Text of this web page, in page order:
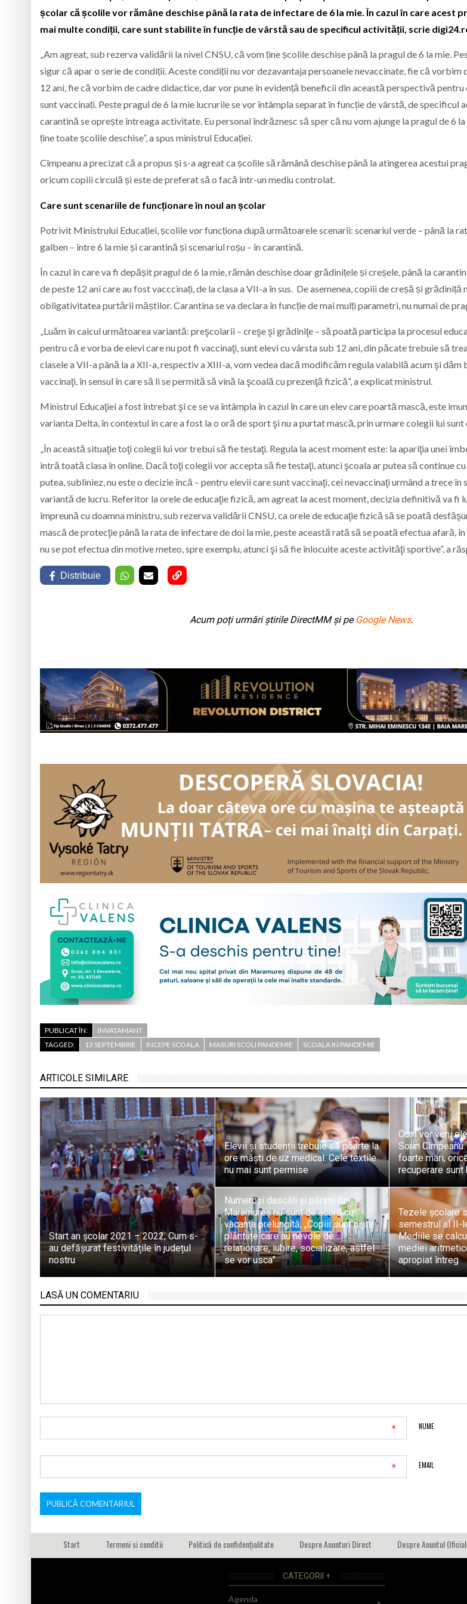
școlar că școlile vor rămâne deschise până la rata de infectare de 6 la mie. În cazul în care acest
mai multe condiții, care sunt stabilite în funcție de vârstă sau de specificul activității, scrie
„Am agreat, sub rezerva validării la nivel CNSU, că vom ține școlile deschise până la pragul de 6 la mie.
sigur că apar o serie de condiții. Aceste condiții nu vor dezavantaja persoanele nevaccinate, fie că vorbim
12 ani, fie că vorbim de cadre didactice, dar vor pune în evidență beneficii din această perspectivă
sunt vaccinați. Peste pragul de 6 la mie lucrurile se vor întâmpla separat în funcție de vârstă, de specificul
carantină se oprește întreaga activitate. Eu personal îndrăznesc să sper că nu vom ajunge la pragul de 6
ține toate școlile deschise”, a spus ministrul Educației.
Cîmpeanu a precizat că a propus și s-a agreat ca școlile să rămână deschise până la atingerea acestui
oricum copiii circulă și este de preferat să o facă într-un mediu controlat.
Care sunt scenariile de funcționare în noul an școlar
Potrivit Ministrului Educației, școlile vor funcționa după următoarele scenarii: scenariul verde – până la
galben – între 6 la mie și carantină și scenariul roșu – în carantină.
În cazul în care va fi depășit pragul de 6 la mie, rămân deschise doar grădinițele și creșele, până la
de peste 12 ani care au fost vacccinați, de la clasa a VII-a în sus. De asemenea, copiii de creșă și grădiniță
obligativitatea purtării măștilor. Carantina se va declara în funcție de mai mulți parametri, nu numai de
„Luăm în calcul următoarea variantă: preşcolarii – creşe şi grădiniţe – să poată participa la procesul
pentru că e vorba de elevi care nu pot fi vaccinaţi, sunt elevi cu vârsta sub 12 ani, din păcate trebuie să
clasele a VII-a până la a XII-a, respectiv a XIII-a, vom vedea dacă modificăm regula valabilă acum şi
vaccinaţi, în sensul în care să li se permită să vină la şcoală cu prezenţă fizică”, a explicat ministrul.
Ministrul Educaţiei a fost întrebat şi ce se va întâmpla în cazul în care un elev care poartă mască, este
varianta Delta, în contextul în care a fost la o oră de sport şi nu a purtat mască, prin urmare colegii lui
„În această situaţie toţi colegii lui vor trebui să fie testaţi. Regula la acest moment este: la apariţia unei
intră toată clasa în online. Dacă toţi colegii vor accepta să fie testaţi, atunci şcoala ar putea să continue
putea, subliniez, nu este o decizie încă – pentru elevii care sunt vaccinaţi, cei nevaccinaţi urmând a trece în
variantă de lucru. Referitor la orele de educaţie fizică, am agreat la acest moment, decizia definitivă va fi
împreună cu doamna ministru, sub rezerva validării CNSU, ca orele de educaţie fizică să se poată
mască de protecţie până la rata de infectare de doi la mie, peste această rată să se poată efectua afară,
nu se pot efectua din motive meteo, spre exemplu, atunci şi să fie înlocuite aceste activităţi sportive”, a
Distribuie
Acum poți urmări știrile DirectMM și pe Google News.
PUBLICAT ÎN:
INVATAMANT
TAGGED:
13 SEPTEMBRIE INCEPE SCOALA MASURI SCOLI PANDEMIE SCOALA IN PANDEMIE
ARTICOLE SIMILARE
Start an școlar 2021 – 2022; Cum s-
au defășurat festivitățile în județul
nostru
Elevii și studenții trebuie să poarte la
ore măști de uz medical. Cele textile
nu mai sunt permise
Cum vor veni
Sorin
foarte mari,
recuperare sunt
Numeroși dascăli și părinți din
Maramureș nu sunt de acord cu
vacanța prelungită; „Copiii sunt niște
plăntuțe care au nevoie de
relaționare, iubire, socializare, astfel
se vor usca”
Tezele școlare
semestrul al II-
Mediile se
mediei
apropiat întreg
LASĂ UN COMENTARIU
NUME
*
EMAIL
*
Start Termeni si conditii Politică de confidențialitate Despre Anunturi Direct Despre Anuntul Oficial
CATEGORII +
Agenda